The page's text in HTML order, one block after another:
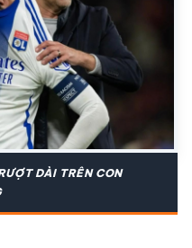
DÀI TRÊN CON